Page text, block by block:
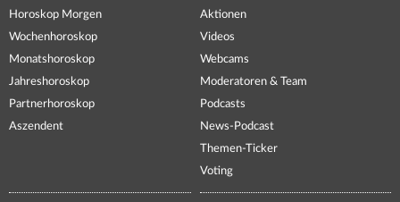
Horoskop Morgen
Wochenhoroskop
Monatshoroskop
Jahreshoroskop
Partnerhoroskop
Aszendent
Aktionen
Videos
Webcams
Moderatoren & Team
Podcasts
News-Podcast
Themen-Ticker
Voting